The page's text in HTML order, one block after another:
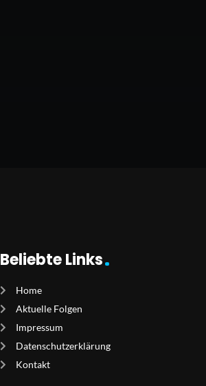
Beliebte Links
Home
Aktuelle Folgen
Impressum
Datenschutzerklärung
Kontakt